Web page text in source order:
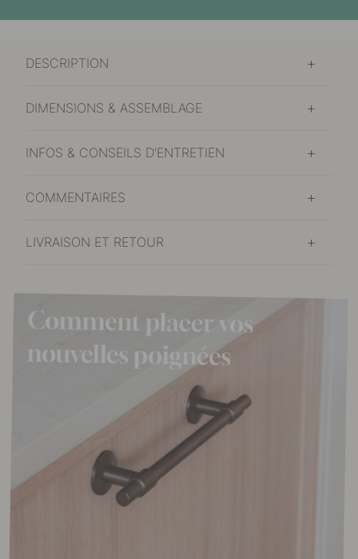
DESCRIPTION
DIMENSIONS & ASSEMBLAGE
INFOS & CONSEILS D'ENTRETIEN
COMMENTAIRES
LIVRAISON ET RETOUR